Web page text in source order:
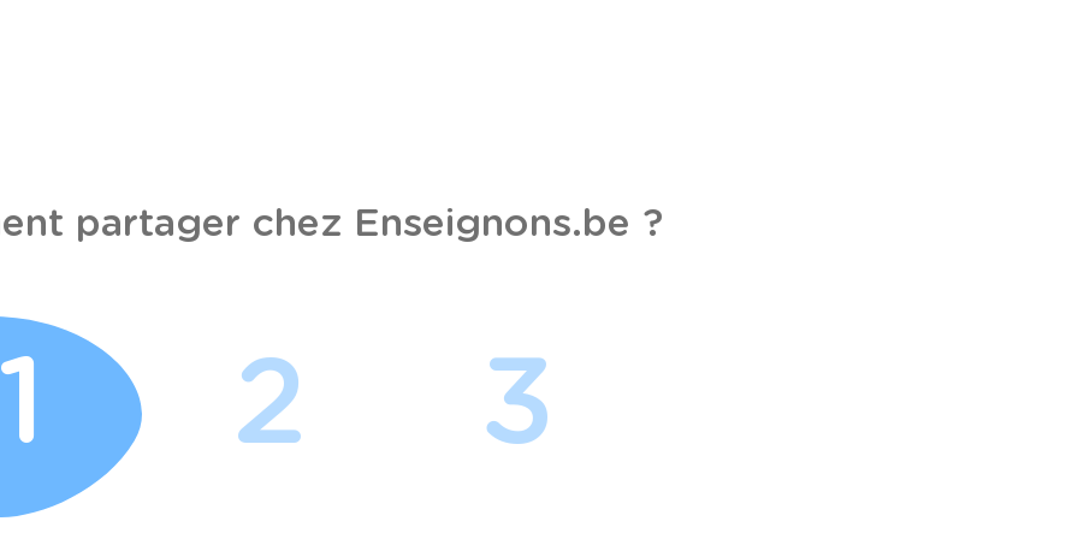
partager chez Enseignons.be ?
1 2 3